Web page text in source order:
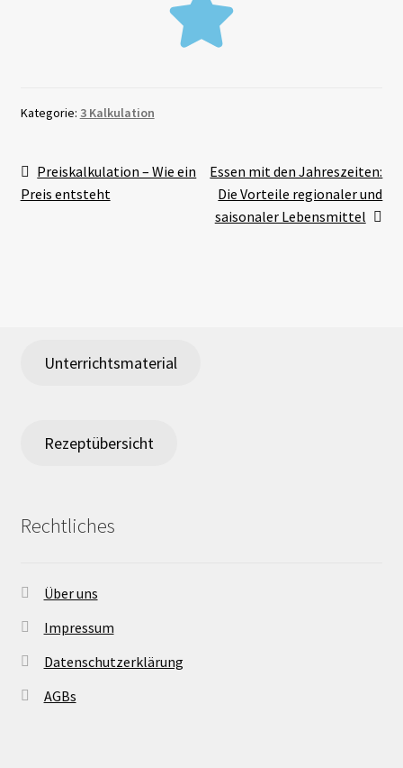
Kategorie: 3 Kalkulation
Preiskalkulation – Wie ein
Preis entsteht
Essen mit den Jahreszeiten:
Die Vorteile regionaler und
saisonaler Lebensmittel
Unterrichtsmaterial
Rezeptübersicht
Rechtliches
Über uns
Impressum
Datenschutzerklärung
AGBs